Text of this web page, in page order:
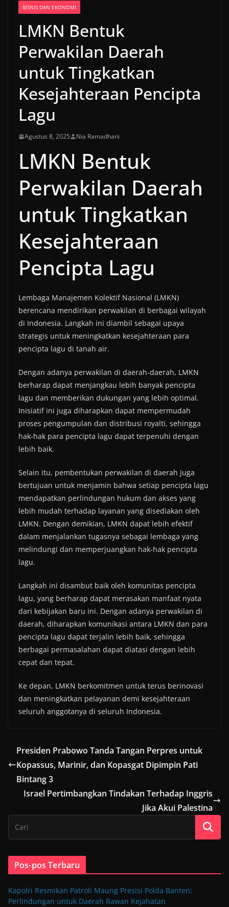
BISNIS DAN EKONOMI
LMKN Bentuk
Perwakilan Daerah
untuk Tingkatkan
Kesejahteraan Pencipta
Lagu
Agustus 8, 2025 Nia Ramadhani
LMKN Bentuk
Perwakilan Daerah
untuk Tingkatkan
Kesejahteraan
Pencipta Lagu
Lembaga Manajemen Kolektif Nasional (LMKN)
berencana mendirikan perwakilan di berbagai wilayah
di Indonesia. Langkah ini diambil sebagai upaya
strategis untuk meningkatkan kesejahteraan para
pencipta lagu di tanah air.
Dengan adanya perwakilan di daerah-daerah, LMKN
berharap dapat menjangkau lebih banyak pencipta
lagu dan memberikan dukungan yang lebih optimal.
Inisiatif ini juga diharapkan dapat mempermudah
proses pengumpulan dan distribusi royalti, sehingga
hak-hak para pencipta lagu dapat terpenuhi dengan
lebih baik.
Selain itu, pembentukan perwakilan di daerah juga
bertujuan untuk menjamin bahwa setiap pencipta lagu
mendapatkan perlindungan hukum dan akses yang
lebih mudah terhadap layanan yang disediakan oleh
LMKN. Dengan demikian, LMKN dapat lebih efektif
dalam menjalankan tugasnya sebagai lembaga yang
melindungi dan memperjuangkan hak-hak pencipta
lagu.
Langkah ini disambut baik oleh komunitas pencipta
lagu, yang berharap dapat merasakan manfaat nyata
dari kebijakan baru ini. Dengan adanya perwakilan di
daerah, diharapkan komunikasi antara LMKN dan para
pencipta lagu dapat terjalin lebih baik, sehingga
berbagai permasalahan dapat diatasi dengan lebih
cepat dan tepat.
Ke depan, LMKN berkomitmen untuk terus berinovasi
dan meningkatkan pelayanan demi kesejahteraan
seluruh anggotanya di seluruh Indonesia.
Presiden Prabowo Tanda Tangan Perpres untuk
Kopassus, Marinir, dan Kopasgat Dipimpin Pati
Bintang 3
Israel Pertimbangkan Tindakan Terhadap Inggris
Jika Akui Palestina
Pos-pos Terbaru
Kapolri Resmikan Patroli Maung Presisi Polda Banten:
Perlindungan untuk Daerah Rawan Kejahatan